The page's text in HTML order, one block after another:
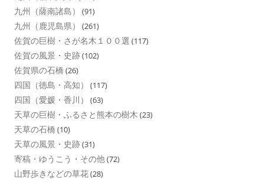
九州（薩南諸島） (91)
九州（鹿児島県） (261)
佐賀の巨樹・さが名木１００選 (117)
佐賀の風景・史跡(102)
佐賀県の石橋 (26)
四国（徳島・高知） (117)
四国（愛媛・香川） (63)
天草の巨樹・ふるさと熊本の樹木 (23)
天草の石橋 (10)
天草の風景・史跡(31)
寄稿・ゆうこう・その他(72)
山野歩きなどの草花(28)